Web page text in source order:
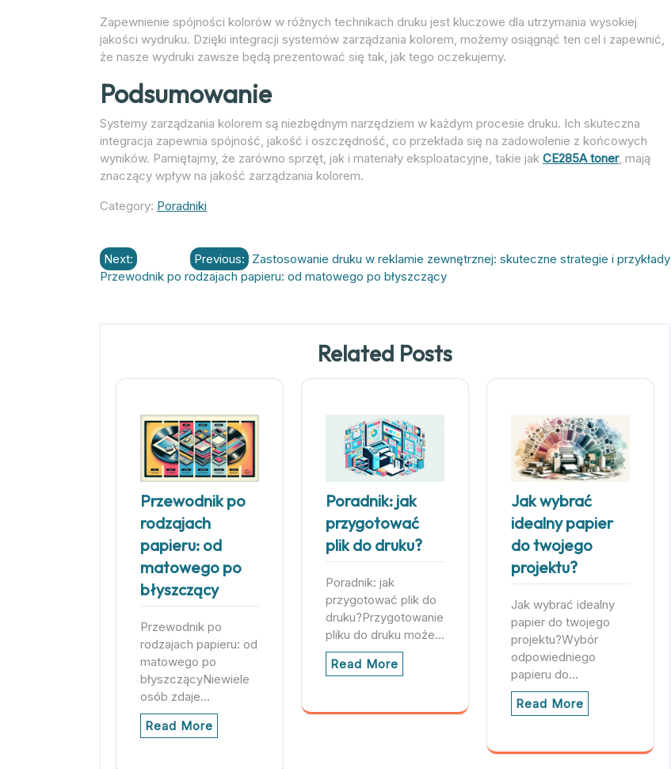
Zapewnienie spójności kolorów w różnych technikach druku jest kluczowe dla utrzymania wysokiej
jakości wydruku. Dzięki integracji systemów zarządzania kolorem, możemy osiągnąć ten cel i zapewnić,
że nasze wydruki zawsze będą prezentować się tak, jak tego oczekujemy.
Podsumowanie
Systemy zarządzania kolorem są niezbędnym narzędziem w każdym procesie druku. Ich skuteczna
integracja zapewnia spójność, jakość i oszczędność, co przekłada się na zadowolenie z końcowych
wyników. Pamiętajmy, że zarówno sprzęt, jak i materiały eksploatacyjne, takie jak CE285A toner, mają
znaczący wpływ na jakość zarządzania kolorem.
Category: Poradniki
NawigacjaPrevious: Zastosowanie druku w reklamie zewnętrznej: skuteczne strategie i przykłady
Next:
Przewodnik po rodzajach papieru: od matowego po błyszczący
Related Posts
Przewodnik po
rodzajach
papieru: od
matowego po
błyszczący
Przewodnik po
rodzajach papieru: od
matowego po
błyszczącyNiewiele
osób zdaje…
Read More
Poradnik: jak
przygotować
plik do druku?
Poradnik: jak
przygotować plik do
druku?Przygotowanie
pliku do druku może…
Read More
Jak wybrać
idealny papier
do twojego
projektu?
Jak wybrać idealny
papier do twojego
projektu?Wybór
odpowiedniego
papieru do…
Read More